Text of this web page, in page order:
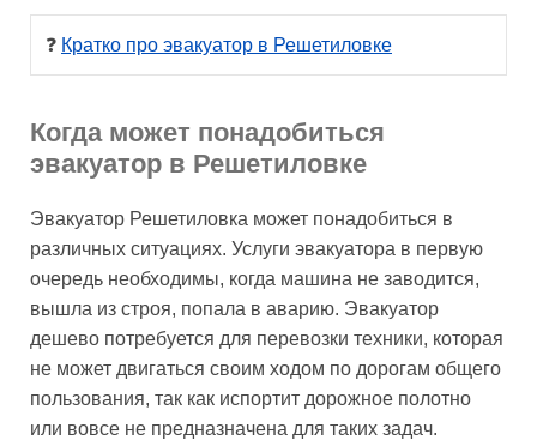
❓ Кратко про эвакуатор в Решетиловке
Когда может понадобиться
эвакуатор в Решетиловке
Эвакуатор Решетиловка может понадобиться в
различных ситуациях. Услуги эвакуатора в первую
очередь необходимы, когда машина не заводится,
вышла из строя, попала в аварию. Эвакуатор
дешево потребуется для перевозки техники, которая
не может двигаться своим ходом по дорогам общего
пользования, так как испортит дорожное полотно
или вовсе не предназначена для таких задач.